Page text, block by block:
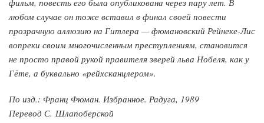
фильм, повесть его была опубликована через пару лет. В
любом случае он тоже вставил в финал своей повести
прозрачную аллюзию на Гитлера — фюмановский Рейнеке-Лис
вопреки своим многочисленным преступлениям, становится
не просто правой рукой правителя зверей льва Нобеля, как у
Гёте, а буквально «рейхсканцлером».
По изд.: Франц Фюман. Избранное. Радуга, 1989
Перевод С. Шлапоберской